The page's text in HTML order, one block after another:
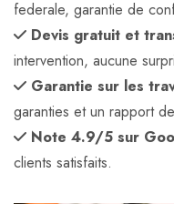
federale, garantie de
Devis gratuit et
intervention, aucune
Garantie sur les
garanties et un rapport
Note 4.9/5 sur
clients satisfaits.